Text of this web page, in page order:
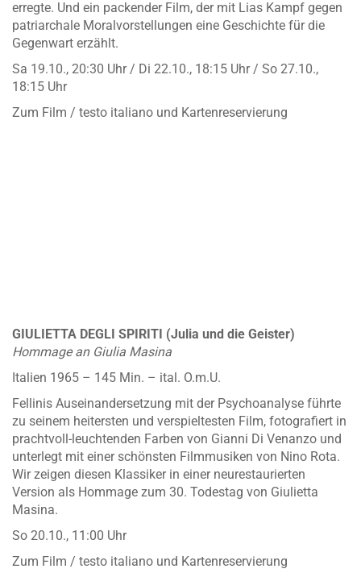
erregte. Und ein packender Film, der mit Lias Kampf gegen
patriarchale Moralvorstellungen eine Geschichte für die
Gegenwart erzählt.
Sa 19.10., 20:30 Uhr / Di 22.10., 18:15 Uhr / So 27.10.,
18:15 Uhr
Zum Film / testo italiano und Kartenreservierung
GIULIETTA DEGLI SPIRITI (Julia und die Geister)
Hommage an Giulia Masina
Italien 1965 – 145 Min. – ital. O.m.U.
Fellinis Auseinandersetzung mit der Psychoanalyse führte
zu seinem heitersten und verspieltesten Film, fotografiert in
prachtvoll-leuchtenden Farben von Gianni Di Venanzo und
unterlegt mit einer schönsten Filmmusiken von Nino Rota.
Wir zeigen diesen Klassiker in einer neurestaurierten
Version als Hommage zum 30. Todestag von Giulietta
Masina.
So 20.10., 11:00 Uhr
Zum Film / testo italiano und Kartenreservierung